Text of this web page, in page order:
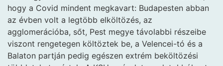
hogy a Covid mindent megkavart: Budapesten abban
az évben volt a legtöbb elköltözés, az
agglomerációba, sőt, Pest megye távolabbi részeibe
viszont rengetegen költöztek be, a Velencei-tó és a
Balaton partján pedig egészen extrém beköltözési